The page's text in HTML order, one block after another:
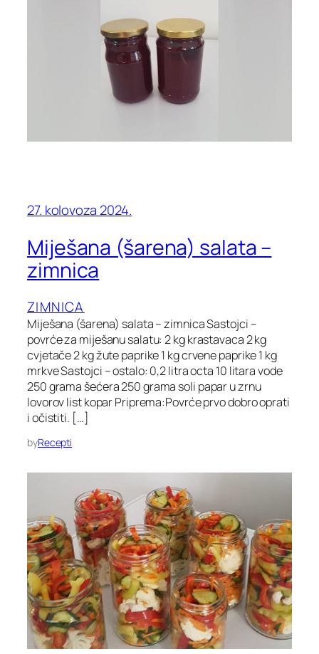
27. kolovoza 2024.
Miješana (šarena) salata –
zimnica
ZIMNICA
Miješana (šarena) salata – zimnica Sastojci –
povrće za miješanu salatu: 2 kg krastavaca 2 kg
cvjetače 2 kg žute paprike 1 kg crvene paprike 1 kg
mrkve Sastojci – ostalo: 0,2 litra octa 10 litara vode
250 grama šećera 250 grama soli papar u zrnu
lovorov list kopar Priprema:Povrće prvo dobro oprati
i očistiti. […]
byRecepti